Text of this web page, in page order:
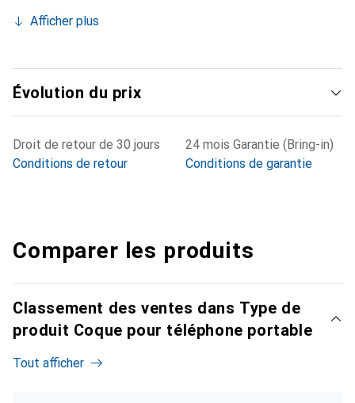
Afficher plus
Évolution du prix
Droit de retour de 30 jours
Conditions de retour
24 mois Garantie (Bring-in)
Conditions de garantie
Comparer les produits
Classement des ventes dans Type de
produit Coque pour téléphone portable
Tout afficher